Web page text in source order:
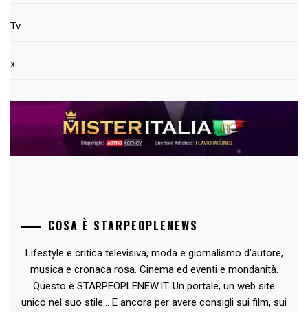
Tv
x
COSA È STARPEOPLENEWS
Lifestyle e critica televisiva, moda e giornalismo d'autore,
musica e cronaca rosa. Cinema ed eventi e mondanità.
Questo è STARPEOPLENEW.IT. Un portale, un web site
unico nel suo stile... E ancora per avere consigli sui film, sui